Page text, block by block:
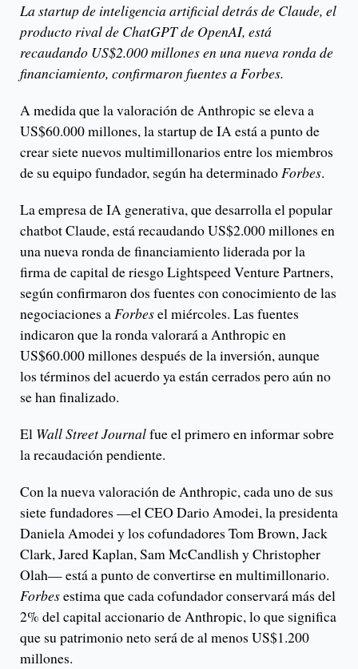
La startup de inteligencia artificial detrás de Claude, el
producto rival de ChatGPT de OpenAI, está
recaudando US$2.000 millones en una nueva ronda de
financiamiento, confirmaron fuentes a Forbes.
A medida que la valoración de Anthropic se eleva a
US$60.000 millones, la startup de IA está a punto de
crear siete nuevos multimillonarios entre los miembros
de su equipo fundador, según ha determinadoForbes.
La empresa de IA generativa, que desarrolla el popular
chatbot Claude, está recaudando US$2.000 millones en
una nueva ronda de financiamiento liderada por la
firma de capital de riesgo Lightspeed Venture Partners,
según confirmaron dos fuentes con conocimiento de las
negociaciones aForbesel miércoles. Las fuentes
indicaron que la ronda valorará a Anthropic en
US$60.000 millones después de la inversión, aunque
los términos del acuerdo ya están cerrados pero aún no
se han finalizado.
El Wall Street Journalfue el primero en informar sobre
la recaudación pendiente.
Con la nueva valoración de Anthropic, cada uno de sus
siete fundadores —el CEO Dario Amodei, la presidenta
Daniela Amodei y los cofundadores Tom Brown, Jack
Clark, Jared Kaplan, Sam McCandlish y Christopher
Olah— está a punto de convertirse en multimillonario.
Forbesestima que cada cofundador conservará más del
2% del capital accionario de Anthropic, lo que significa
que su patrimonio neto será de al menos US$1.200
millones.